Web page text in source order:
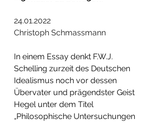
24.01.2022
Christoph Schmassmann
In einem Essay denkt F.W.J.
Schelling zurzeit des Deutschen
Idealismus noch vor dessen
Übervater und prägendster Geist
Hegel unter dem Titel
„Philosophische Untersuchungen